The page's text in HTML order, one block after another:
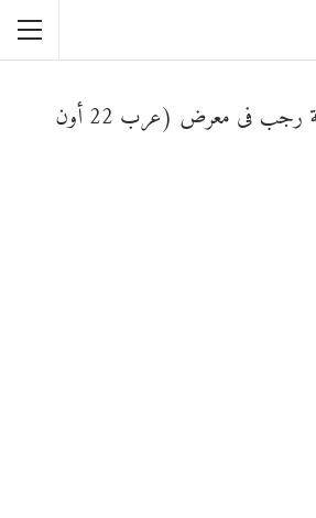
العودة إلى "فاطمة رجب فى معرض (عرب 22 أون